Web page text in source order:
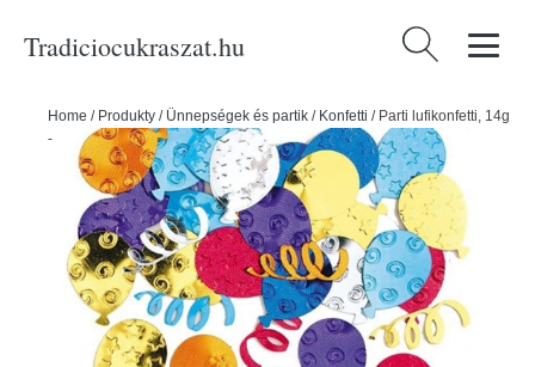
Tradiciocukraszat.hu Keresés:
Home / Produkty / Ünnepségek és partik / Konfetti / Parti lufikonfetti, 14g
-